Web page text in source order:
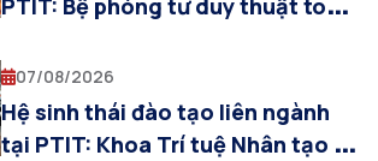
PTIT: Bệ phóng tư duy thuật toán
07/08/2026
Hệ sinh thái đào tạo liên ngành
tại PTIT: Khoa Trí tuệ Nhân tạo và